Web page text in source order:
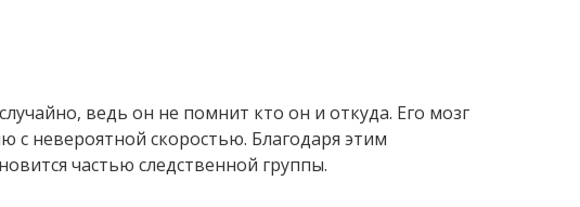
ведь он не помнит кто он и откуда. Его мозг
невероятной скоростью. Благодаря этим
частью следственной группы.